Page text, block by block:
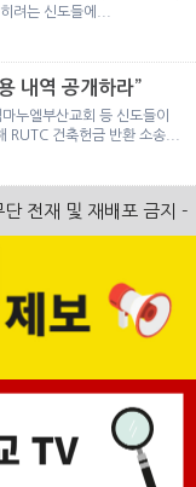
려는 신도들에...
내역 공개하라”
누엘부산교회 등 신도들이
RUTC 건축헌금 반환 소송...
전재 및 재배포 금지 -